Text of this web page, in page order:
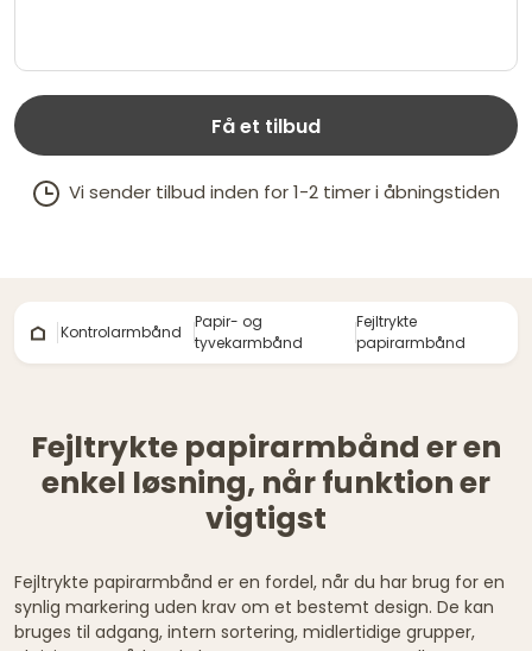
Få et tilbud
Vi sender tilbud inden for 1-2 timer i åbningstiden
Kontrolarmbånd
Papir- og
tyvekarmbånd
Fejltrykte
papirarmbånd
Fejltrykte papirarmbånd er en
enkel løsning, når funktion er
vigtigst
Fejltrykte papirarmbånd er en fordel, når du har brug for en
synlig markering uden krav om et bestemt design. De kan
bruges til adgang, intern sortering, midlertidige grupper,